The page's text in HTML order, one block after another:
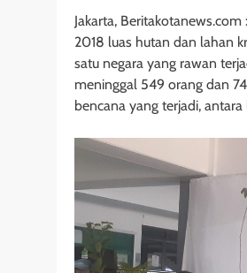
Jakarta,
2018 luas hutan dan lahan
satu negara yang rawan
meninggal 549 orang dan
bencana yang terjadi,